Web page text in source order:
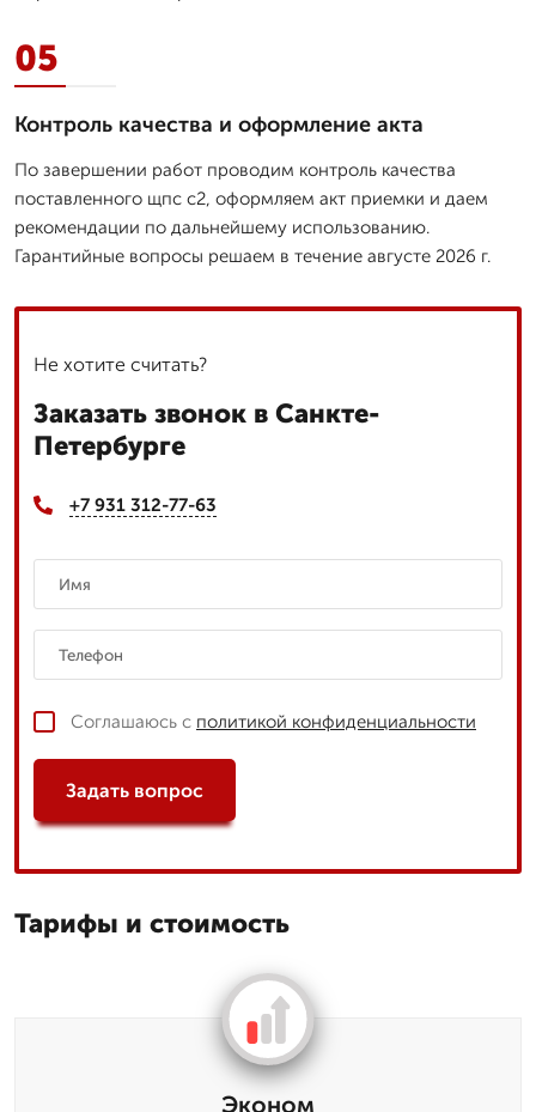
05
Контроль качества и оформление акта
По завершении работ проводим контроль качества
поставленного щпс с2, оформляем акт приемки и даем
рекомендации по дальнейшему использованию.
Гарантийные вопросы решаем в течение августе 2026 г.
Не хотите считать?
Заказать звонок в Санкте-
Петербурге
+7 931 312-77-63
Соглашаюсь с политикой конфиденциальности
Задать вопрос
Тарифы и стоимость
Эконом